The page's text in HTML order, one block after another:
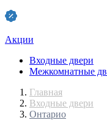
Акции
Входные двери
Межкомнатные
Главная
Входные двери
Онтарио